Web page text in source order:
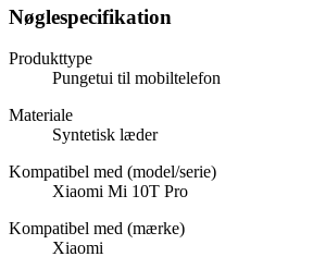
Nøglespecifikation
Produkttype
Pungetui til mobiltelefon
Materiale
Syntetisk læder
Kompatibel med (model/serie)
Xiaomi Mi 10T Pro
Kompatibel med (mærke)
Xiaomi